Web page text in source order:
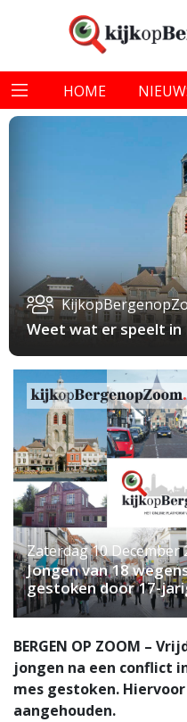
HOME
Weet wat er speelt in
Zaterdag 10 December
Jongen van 18
gestoken door 17-
BERGEN OP ZOOM –
jongen na een conflict
mes gestoken.
aangehouden.